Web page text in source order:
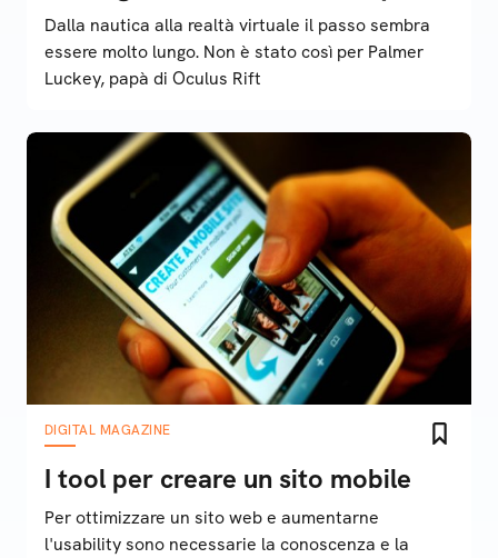
Dalla nautica alla realtà virtuale il passo sembra
essere molto lungo. Non è stato così per Palmer
Luckey, papà di Oculus Rift
DIGITAL MAGAZINE
I tool per creare un sito mobile
Per ottimizzare un sito web e aumentarne
l'usability sono necessarie la conoscenza e la